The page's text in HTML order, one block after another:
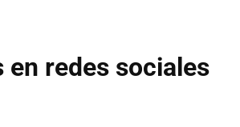
en redes sociales